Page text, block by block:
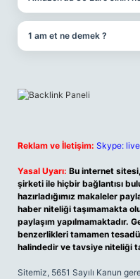
1 am et ne demek ?
Reklam ve İletişim: Skype:
Yasal Uyarı: Bu internet
şirketi ile hiçbir bağlantısı
hazırladığımız makaleler
haber niteliği taşımamakta
paylaşım yapılmamaktadır.
benzerlikleri tamamen
halindedir ve tavsiye niteliği
Sitemiz, 5651 Sayılı Kanun